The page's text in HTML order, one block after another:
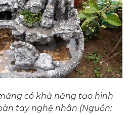
có khả năng tạo hình
tay nghệ nhân (Nguồn: